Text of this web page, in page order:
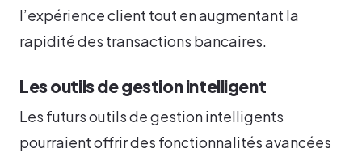
l’expérience client tout en augmentant la
rapidité des transactions bancaires.
Les outils de gestion intelligent
Les futurs outils de gestion intelligents
pourraient offrir des fonctionnalités avancées